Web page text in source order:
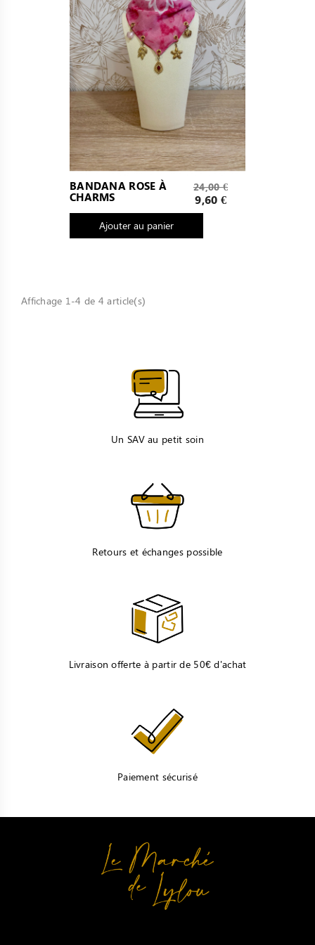
BANDANA ROSE À
CHARMS
Prix
de
base
24,00 €
Prix
9,60 €
Ajouter au panier
Affichage 1-4 de 4 article(s)
Un SAV au petit soin
Retours et échanges possible
Livraison offerte à partir de 50€ d'achat
Paiement sécurisé